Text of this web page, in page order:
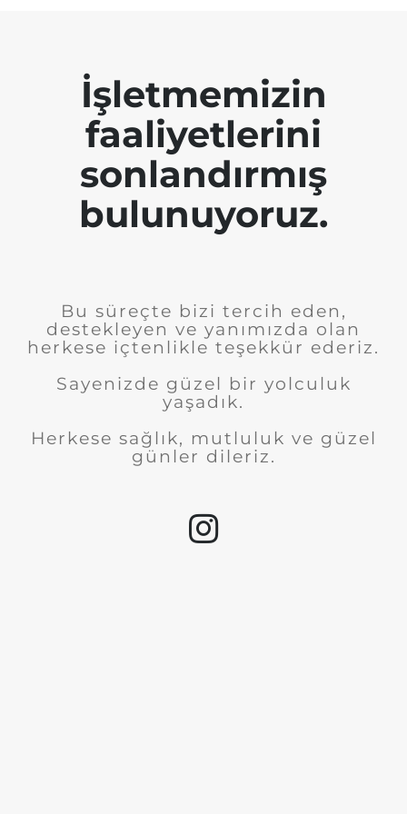
İşletmemizin
faaliyetlerini
sonlandırmış
bulunuyoruz.
Bu süreçte bizi tercih eden,
destekleyen ve yanımızda olan
herkese içtenlikle teşekkür ederiz.
Sayenizde güzel bir yolculuk
yaşadık.
Herkese sağlık, mutluluk ve güzel
günler dileriz.